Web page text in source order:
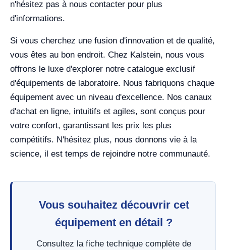
n'hésitez pas à nous contacter pour plus
d'informations.
Si vous cherchez une fusion d'innovation et de qualité,
vous êtes au bon endroit. Chez Kalstein, nous vous
offrons le luxe d'explorer notre catalogue exclusif
d'équipements de laboratoire. Nous fabriquons chaque
équipement avec un niveau d'excellence. Nos canaux
d'achat en ligne, intuitifs et agiles, sont conçus pour
votre confort, garantissant les prix les plus
compétitifs. N'hésitez plus, nous donnons vie à la
science, il est temps de rejoindre notre communauté.
Vous souhaitez découvrir cet
équipement en détail ?
Consultez la fiche technique complète de